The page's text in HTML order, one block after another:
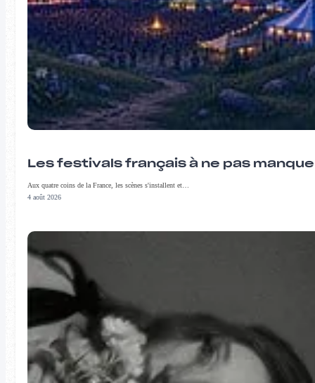
Les festivals français à ne pas
Aux quatre coins de la France, les scènes s'installent et…
4 août 2026